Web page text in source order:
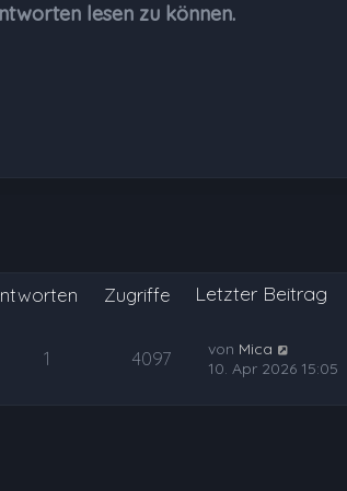
lesen zu können.
Zugriffe Letzter Beitrag
1 4097 von Mica
10. Apr 2026 15:05